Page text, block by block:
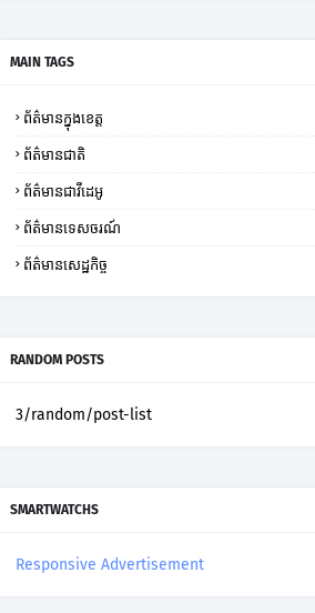
MAIN TAGS
ព័ត៌មានក្នុងខេត្ត
ព័ត៌មានជាតិ
ព័ត៌មានជាវីដេអូ
ព័ត៌មានទេសចរណ៍
ព័ត៌មានសេដ្ឋកិច្ច
RANDOM POSTS
3/random/post-list
SMARTWATCHS
Responsive Advertisement